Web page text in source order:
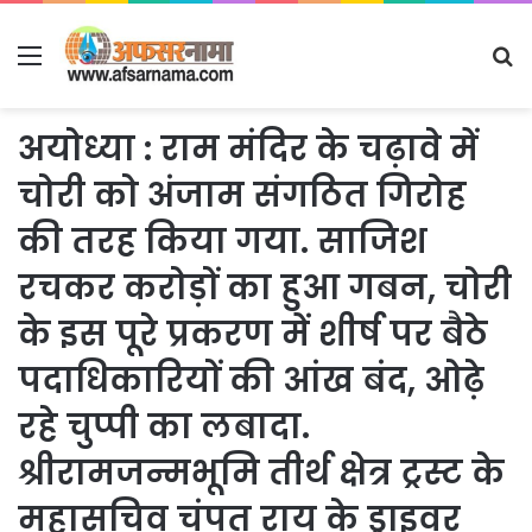
Menu
अयोध्या : राम मंदिर के चढ़ावे में
चोरी को अंजाम संगठित गिरोह
की तरह किया गया. साजिश
रचकर करोड़ों का हुआ गबन, चोरी
के इस पूरे प्रकरण में शीर्ष पर बैठे
पदाधिकारियों की आंख बंद, ओढ़े
रहे चुप्पी का लबादा.
श्रीरामजन्मभूमि तीर्थ क्षेत्र ट्रस्ट के
महासचिव चंपत राय के ड्राइवर